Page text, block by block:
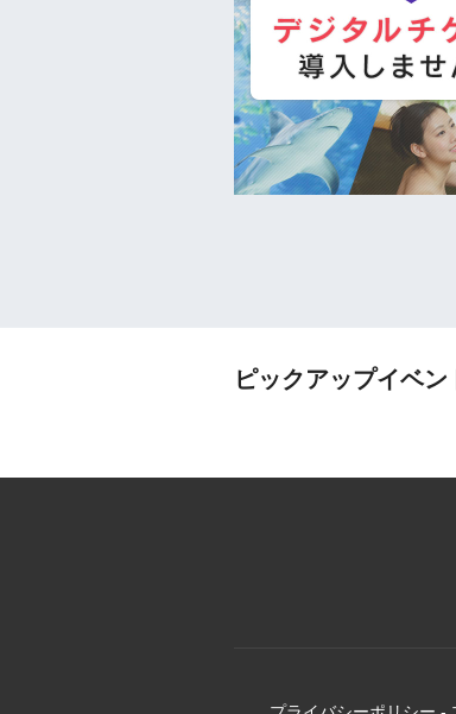
ピックアップイベン